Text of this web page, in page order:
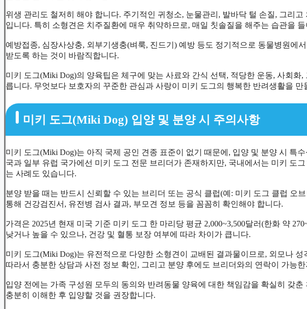
위생 관리도 철저히 해야 합니다. 주기적인 귀청소, 눈물관리, 발바닥 털 손질, 그리
입니다. 특히 소형견은 치주질환에 매우 취약하므로, 매일 칫솔질을 해주는 습관을
예방접종, 심장사상충, 외부기생충(벼룩, 진드기) 예방 등도 정기적으로 동물병원에
받도록 하는 것이 바람직합니다.
미키 도그(Miki Dog)의 양육팁은 체구에 맞는 사료와 간식 선택, 적당한 운동, 사회화
릅니다. 무엇보다 보호자의 꾸준한 관심과 사랑이 미키 도그의 행복한 반려생활을
미키 도그(Miki Dog) 입양 및 분양 시 주의사항
미키 도그(Miki Dog)는 아직 국제 공인 견종 표준이 없기 때문에, 입양 및 분양 시 특
국과 일부 유럽 국가에선 미키 도그 전문 브리더가 존재하지만, 국내에서는 미키 도
는 사례도 있습니다.
분양 받을 때는 반드시 신뢰할 수 있는 브리더 또는 공식 클럽(예: 미키 도그 클럽 오
통해 건강검진서, 유전병 검사 결과, 부모견 정보 등을 꼼꼼히 확인해야 합니다.
가격은 2025년 현재 미국 기준 미키 도그 한 마리당 평균 2,000~3,500달러(한화 약
낮거나 높을 수 있으나, 건강 및 혈통 보장 여부에 따라 차이가 큽니다.
미키 도그(Miki Dog)는 유전적으로 다양한 소형견이 교배된 결과물이므로, 외모나
따라서 충분한 상담과 사전 정보 확인, 그리고 분양 후에도 브리더와의 연락이 가능
입양 전에는 가족 구성원 모두의 동의와 반려동물 양육에 대한 책임감을 확실히 갖
충분히 이해한 후 입양할 것을 권장합니다.